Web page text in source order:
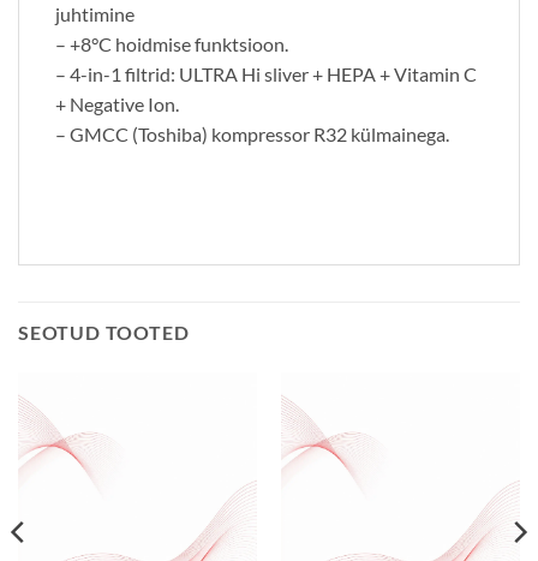
juhtimine
– +8°C hoidmise funktsioon.
– 4-in-1 filtrid: ULTRA Hi sliver + HEPA + Vitamin C
+ Negative Ion.
– GMCC (Toshiba) kompressor R32 külmainega.
SEOTUD TOOTED